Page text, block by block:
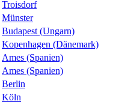
Troisdorf
Münster
Budapest (Ungarn)
Kopenhagen (Dänemark)
Ames (Spanien)
Ames (Spanien)
Berlin
Köln